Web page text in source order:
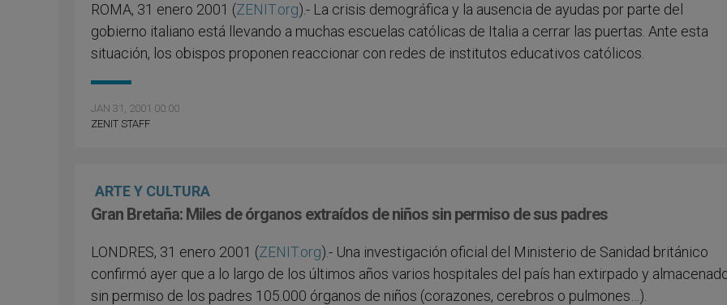
ROMA, 31 enero 2001 (ZENIT.org).- La crisis demográfica y la ausencia de ayudas por parte del
gobierno italiano está llevando a muchas escuelas católicas de Italia a cerrar las puertas. Ante esta
situación, los obispos proponen reaccionar con redes de institutos educativos católicos.
JAN 31, 2001 00:00
ZENIT STAFF
ARTE Y CULTURA
Gran Bretaña: Miles de órganos extraídos de niños sin permiso de sus padres
LONDRES, 31 enero 2001 (ZENIT.org).- Una investigación oficial del Ministerio de Sanidad británico
confirmó ayer que a lo largo de los últimos años varios hospitales del país han extirpado y
sin permiso de los padres 105.000 órganos de niños (corazones, cerebros o pulmones…).